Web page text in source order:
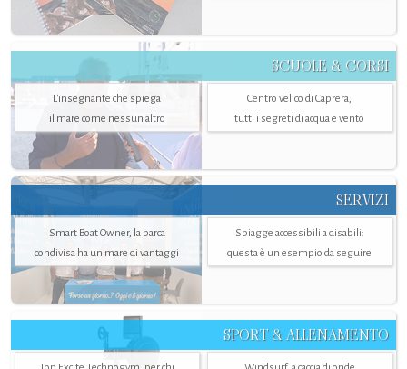
SCUOLE & CORSI
L'insegnante che spiega
il mare come nessun altro
Centro velico di Caprera,
tutti i segreti di acqua e vento
SERVIZI
Smart Boat Owner, la barca
condivisa ha un mare di vantaggi
Spiagge accessibili a disabili:
questa è un esempio da seguire
SPORT & ALLENAMENTO